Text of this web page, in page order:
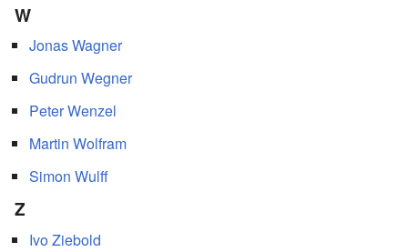
W
Jonas Wagner
Gudrun Wegner
Peter Wenzel
Martin Wolfram
Simon Wulff
Z
Ivo Ziebold